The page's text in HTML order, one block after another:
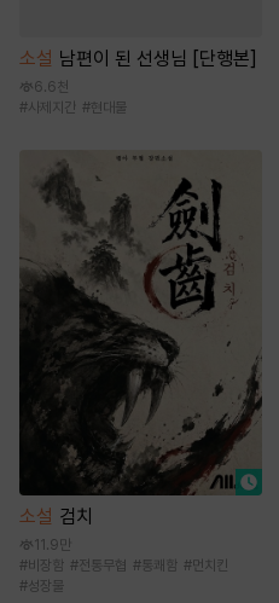
소설 남편이 된 선생님 [단행본]
6.6천
#사제지간 #현대물
소설 검치
11.9만
#비장함 #전통무협 #통쾌함 #먼치킨
#성장물